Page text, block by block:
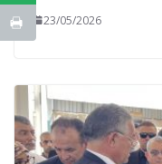
23/05/2026